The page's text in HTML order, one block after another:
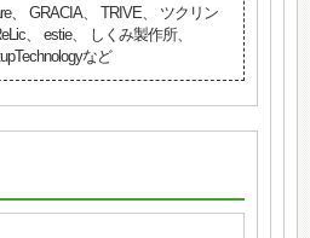
、 GRACIA、 TRIVE、 ツクリン
、 estie、 しくみ製作所、
など